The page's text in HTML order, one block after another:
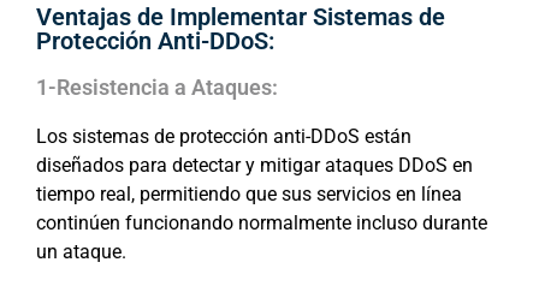
Ventajas de Implementar Sistemas de
Protección Anti-DDoS:
1-Resistencia a Ataques:
Los sistemas de protección anti-DDoS están
diseñados para detectar y mitigar ataques DDoS en
tiempo real, permitiendo que sus servicios en línea
continúen funcionando normalmente incluso durante
un ataque.